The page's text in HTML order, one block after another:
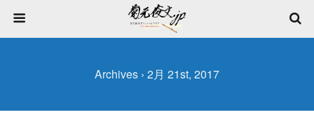
Archives › 2月 21st, 2017